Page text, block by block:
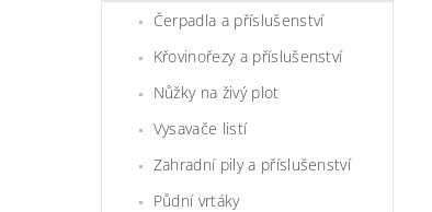
Čerpadla a příslušenství
Křovinořezy a příslušenství
Nůžky na živý plot
Vysavače listí
Zahradní pily a příslušenství
Půdní vrtáky